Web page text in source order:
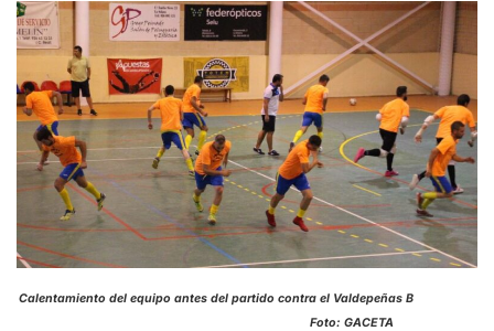
Calentamiento del equipo antes del partido contra el Valdepeñas B
Foto: GACETA